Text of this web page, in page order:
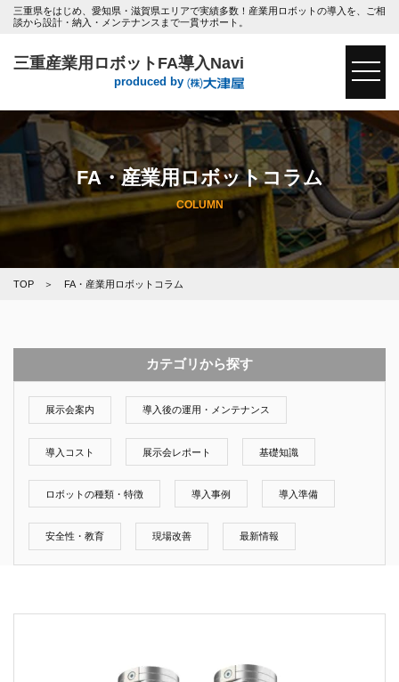
三重県をはじめ、愛知県・滋賀県エリアで実績多数！産業用ロボットの導入を、ご相
談から設計・納入・メンテナンスまで一貫サポート。
三重産業用ロボットFA導入Navi
produced by
toggle
FA・産業用ロボットコラム
COLUMN
TOP FA・産業用ロボットコラム
カテゴリから探す
展示会案内 導入後の運用・メンテナンス
導入コスト 展示会レポート 基礎知識
ロボットの種類・特徴 導入事例 導入準備
安全性・教育 現場改善 最新情報